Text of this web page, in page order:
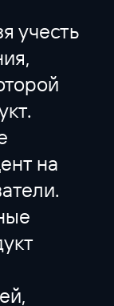
учесть
на